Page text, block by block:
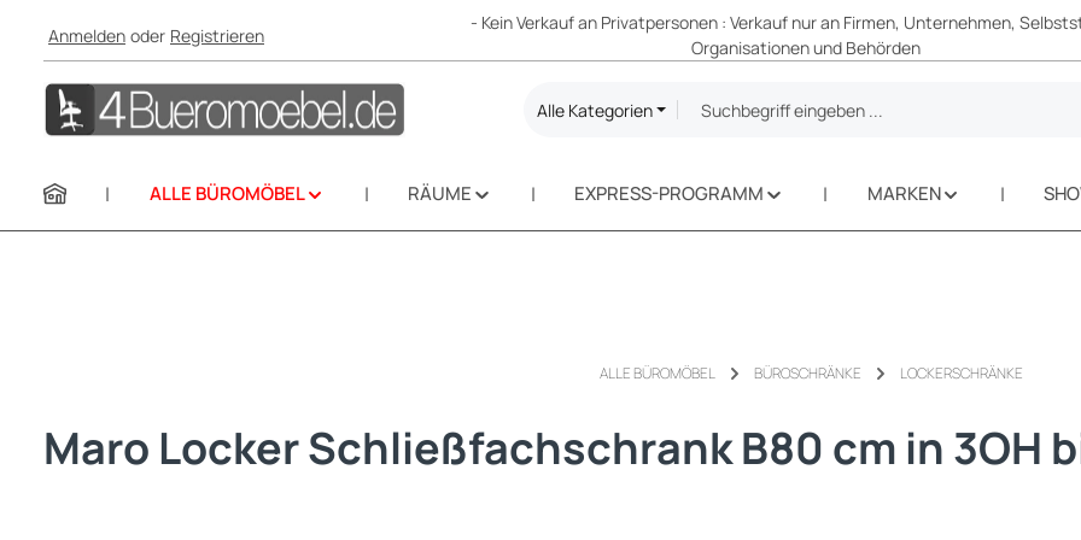
Hauptinhalt springen
Zur Suche springen
Zur Hauptnavigation springen
Anmelden oder Registrieren
- Kein Verkauf an Privatpersonen : Verkauf nur an Firmen, Unternehmen,
Organisationen und Behörden
Alle Kategorien
ALLE BÜROMÖBEL RÄUME EXPRESS-PROGRAMM MARKEN
ALLE BÜROMÖBEL BÜROSCHRÄNKE LOCKERSCHRÄNKE
Maro Locker Schließfachschrank B80 cm in 3OH